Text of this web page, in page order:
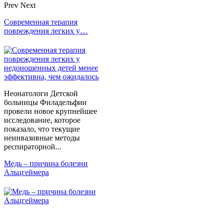
Prev Next
Современная терапия
повреждения легких у…
Неонатологи Детской
больницы Филадельфии
провели новое крупнейшее
исследование, которое
показало, что текущие
неинвазивные методы
респираторной...
Медь – причина болезни
Альцгеймера